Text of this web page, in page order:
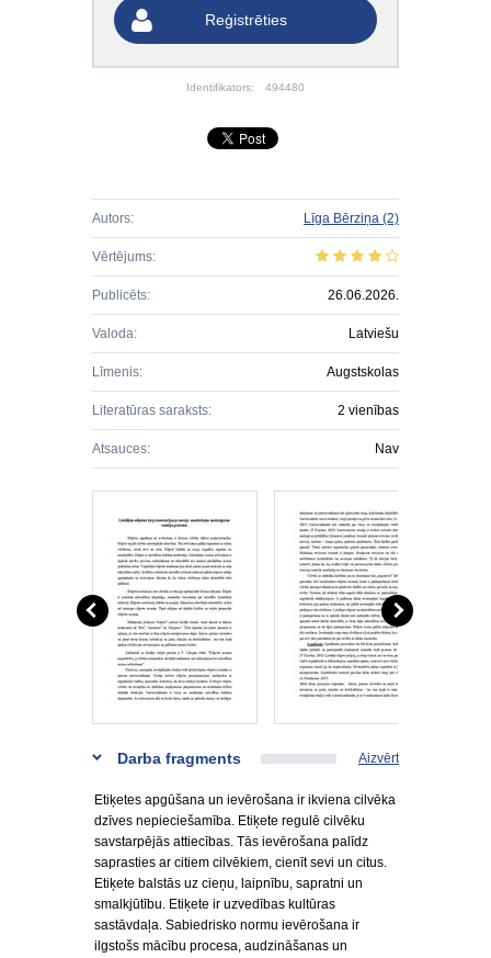
Reģistrēties
Identifikators: 494480
Autors: Līga Bērziņa (2)
Vērtējums:
Publicēts: 26.06.2026.
Valoda: Latviešu
Līmenis: Augstskolas
Literatūras saraksts: 2 vienības
Atsauces: Nav
Darba fragments Aizvērt
Etiķetes apgūšana un ievērošana ir ikviena cilvēka
dzīves nepieciešamība. Etiķete regulē cilvēku
savstarpējās attiecības. Tās ievērošana palīdz
saprasties ar citiem cilvēkiem, cienīt sevi un citus.
Etiķete balstās uz cieņu, laipnību, sapratni un
smalkjūtību. Etiķete ir uzvedības kultūras
sastāvdaļa. Sabiedrisko normu ievērošana ir
ilgstošs mācību procesa, audzināšanas un